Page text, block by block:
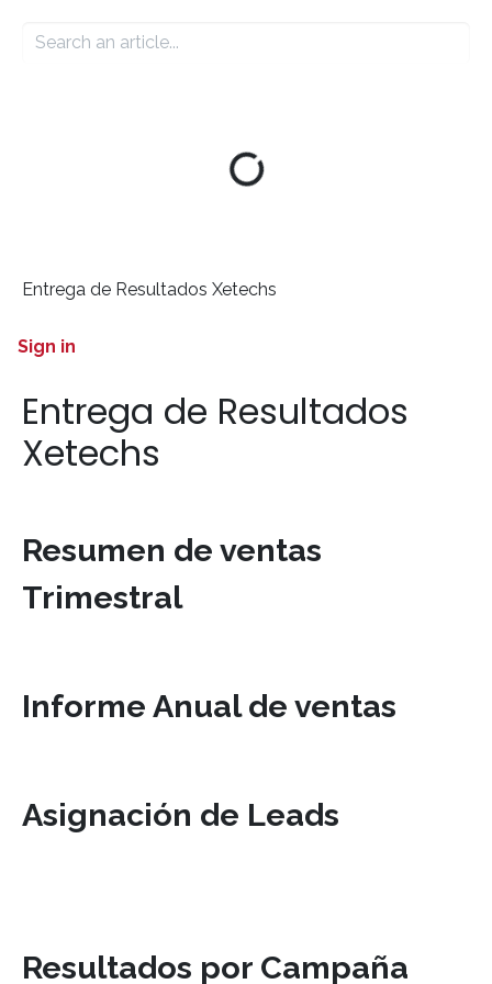
Entrega de Resultados Xetechs
Sign in
Entrega de Resultados
Xetechs
Resumen de ventas
Trimestral
Informe Anual de ventas
Asignación de Leads
Resultados por Campaña